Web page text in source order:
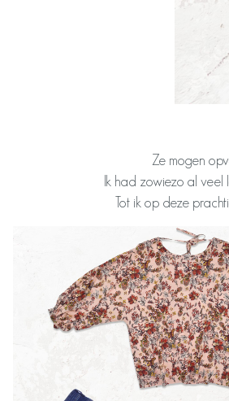
Ze mogen
Ik had zowiezo al veel
Tot ik op deze